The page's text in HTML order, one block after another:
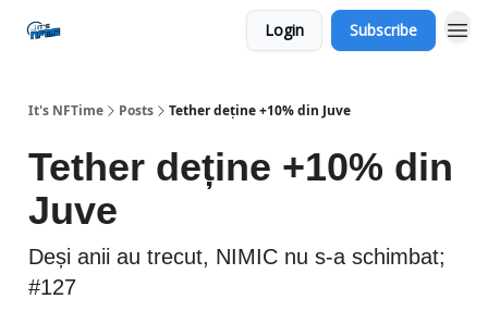
Login Subscribe
It's NFTime Posts Tether deține +10% din Juve
Tether deține +10% din
Juve
Deși anii au trecut, NIMIC nu s-a schimbat;
#127